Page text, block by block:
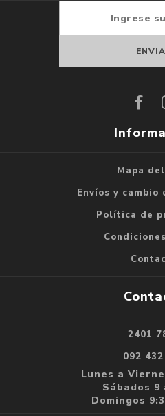
Mapa
Envíos y cambio
Política de
2401
092
Lunes a
Sábados 9
Domingos